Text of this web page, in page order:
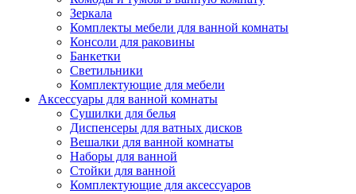
Зеркала
Комплекты мебели для ванной комнаты
Консоли для раковины
Банкетки
Светильники
Комплектующие для мебели
Аксессуары для ванной комнаты
Сушилки для белья
Диспенсеры для ватных дисков
Вешалки для ванной комнаты
Наборы для ванной
Стойки для ванной
Комплектующие для аксессуаров